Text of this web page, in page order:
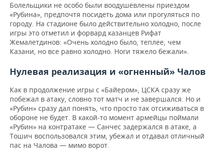
Болельщики не особо были воодушевлены приездом
«Рубина», предпочтя посидеть дома или прогуляться по
городу. На стадионе было действительно холодно, после
игры это отметил и форвард казанцев Рифат
Жемалетдинов: «Очень холодно было, теплее, чем
Казани, но все равно холодно. Ноги тяжело бежали».
Нулевая реализация и «огненный» Чалов
Как в продолжение игры с «Байером», ЦСКА сразу же
побежал в атаку, словно тот матч и не завершался. Но и
«Рубин» сразу дал понять, что просто так отсиживаться в
обороне не будет. В какой-то момент армейцы поймали
«Рубин» на контратаке — Санчес задержался в атаке, а
Тошич воспользовался этим, убежал и отдавал отличный
пас на Чалова — мимо ворот.